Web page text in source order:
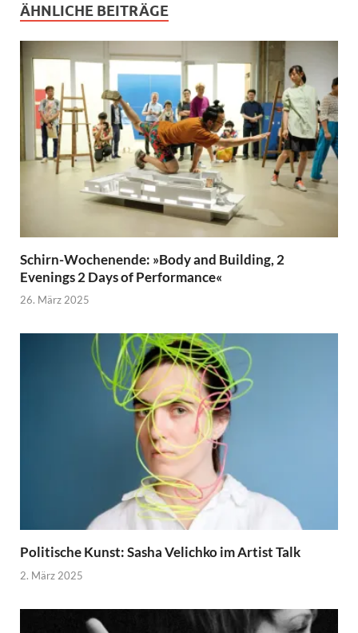
ÄHNLICHE BEITRÄGE
Schirn-Wochenende: »Body and Building, 2
Evenings 2 Days of Performance«
26. März 2025
Politische Kunst: Sasha Velichko im Artist Talk
2. März 2025